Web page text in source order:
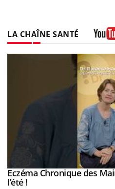
LA CHAÎNE SANTÉ
Youtube
Eczéma Chronique des
l’été !Youtube